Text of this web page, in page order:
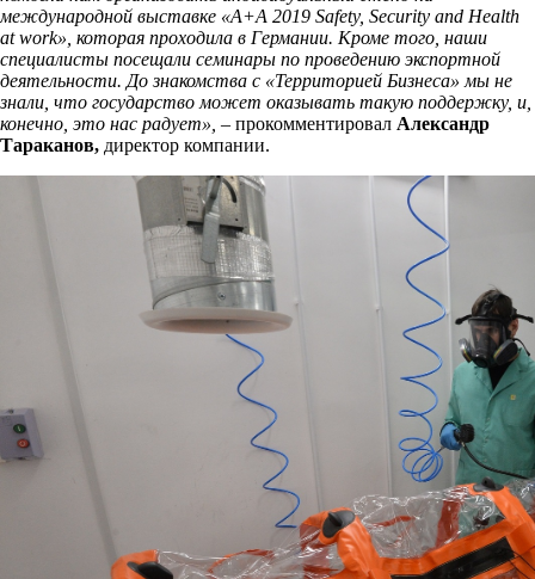
международной выставке «A+A 2019 Safety, Security and Health
at work», которая проходила в Германии. Кроме того, наши
специалисты посещали семинары по проведению экспортной
деятельности. До знакомства с «Территорией Бизнеса» мы не
знали, что государство может оказывать такую поддержку, и,
конечно, это нас радует», – прокомментировал Александр
Тараканов, директор компании.